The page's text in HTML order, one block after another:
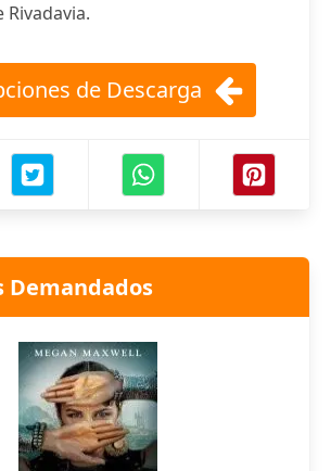
Rivadavia.
de Descarga
Demandados